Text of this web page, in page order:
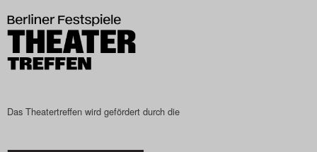
Das Theatertreffen wird gefördert durch die